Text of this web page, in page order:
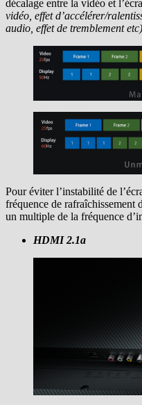
décalage entre la vidéo et
vidéo, effet d’accélérer/
audio, effet de tremblement etc)
Pour éviter l’instabilité de
fréquence de
un multiple de la fréquence
HDMI 2.1a